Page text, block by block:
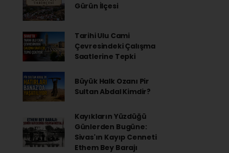
Gürün İlçesi
Tarihi Ulu Cami
Çevresindeki Çalışma
Saatlerine Tepki
Büyük Halk Ozanı Pir
Sultan Abdal Kimdir?
Kayıkların Yüzdüğü
Günlerden Bugüne:
Sivas'ın Kayıp Cenneti
Ethem Bey Barajı